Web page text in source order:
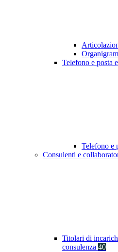
Telefono e posta
Telefono e
Consulenti e
Titolari di
consulenza 40